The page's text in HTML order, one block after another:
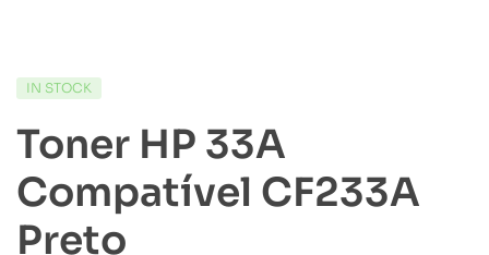
IN STOCK
Toner HP 33A
Compatível CF233A
Preto